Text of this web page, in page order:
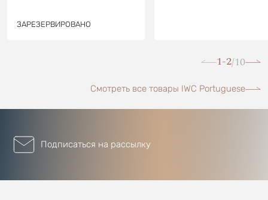
ЗАРЕЗЕРВИРОВАНО
1-2/10
Смотреть все товары IWC Portuguese
Подписаться на рассылку